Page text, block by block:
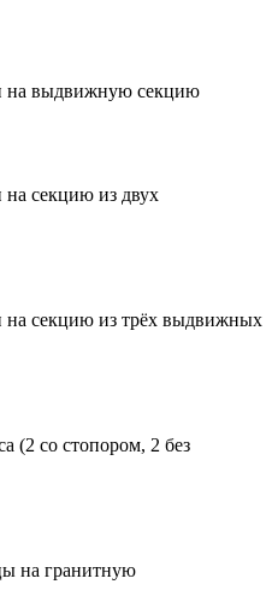
на выдвижную секцию
на секцию из двух
на секцию из трёх выдвижных
(2 со стопором, 2 без
на гранитную